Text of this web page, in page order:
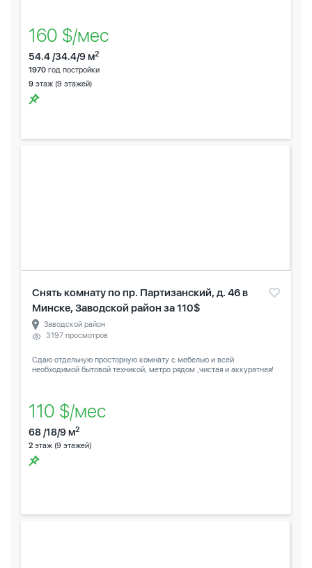
160 $/мес
54.4 /34.4/9 м2
1970 год постройки
9 этаж (9 этажей)
Снять комнату по пр. Партизанский, д. 46 в
Минске, Заводской район за 110$
Заводской район
3197 просмотров
Сдаю отдельную просторную комнату с мебелью и всей
необходимой бытовой техникой, метро рядом ,чистая и аккуратная!
110 $/мес
68 /18/9 м2
2 этаж (9 этажей)